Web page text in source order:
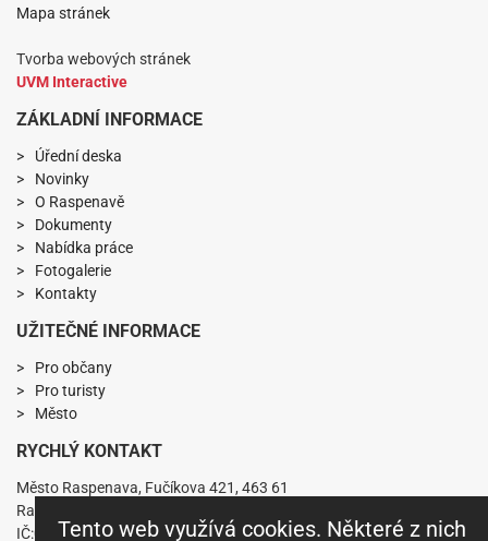
Tento web využívá cookies. Některé z nich
Mapa stránek
Tvorba webových stránek
UVM Interactive
ZÁKLADNÍ INFORMACE
Úřední deska
Novinky
O Raspenavě
Dokumenty
Nabídka práce
Fotogalerie
Kontakty
UŽITEČNÉ INFORMACE
Pro občany
Pro turisty
Město
RYCHLÝ KONTAKT
Město Raspenava, Fučíkova 421, 463 61
Raspenava
IČ:00263141 DIČ:CZ00263141